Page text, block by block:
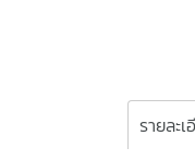
รายละ